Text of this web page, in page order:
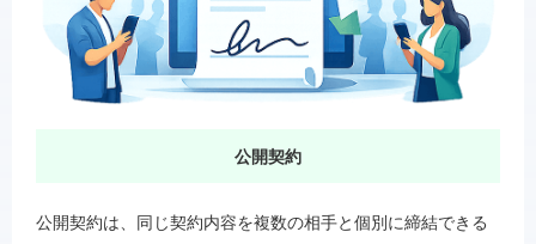
公開契約
公開契約は、同じ契約内容を複数の相手と個別に締結できる